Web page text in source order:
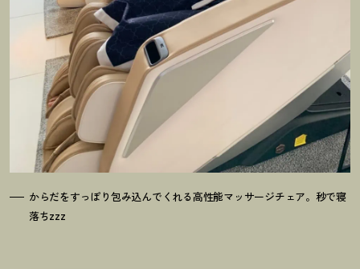
からだをすっぽり包み込んでくれる高性能マッサージチェア。秒で寝
落ちzzz